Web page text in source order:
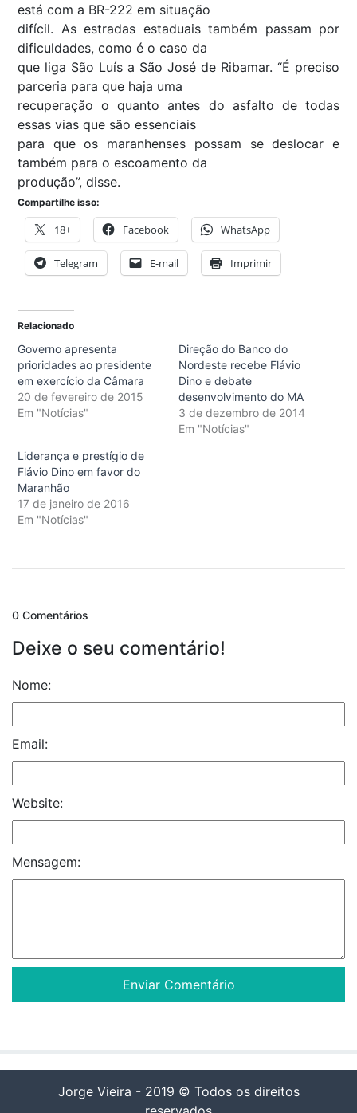
está com a BR-222 em situação
difícil. As estradas estaduais também passam por
dificuldades, como é o caso da
que liga São Luís a São José de Ribamar. “É preciso
parceria para que haja uma
recuperação o quanto antes do asfalto de todas
essas vias que são essenciais
para que os maranhenses possam se deslocar e
também para o escoamento da
produção”, disse.
Compartilhe isso:
18+ Facebook WhatsApp
Telegram E-mail Imprimir
Relacionado
Governo apresenta
prioridades ao presidente
em exercício da Câmara
20 de fevereiro de 2015
Em "Notícias"
Direção do Banco do
Nordeste recebe Flávio
Dino e debate
desenvolvimento do MA
3 de dezembro de 2014
Em "Notícias"
Liderança e prestígio de
Flávio Dino em favor do
Maranhão
17 de janeiro de 2016
Em "Notícias"
0 Comentários
Deixe o seu comentário!
Nome:
Email:
Website:
Mensagem:
Jorge Vieira - 2019 © Todos os direitos